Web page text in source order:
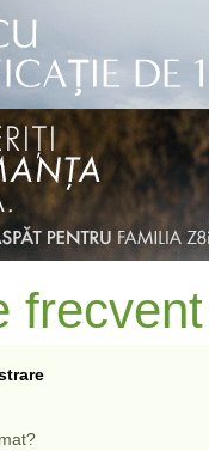
frecvent